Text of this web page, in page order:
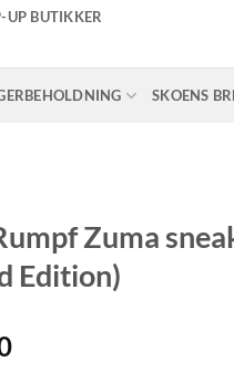
UP BUTIKKER
SKOENS
Zuma
Edition)